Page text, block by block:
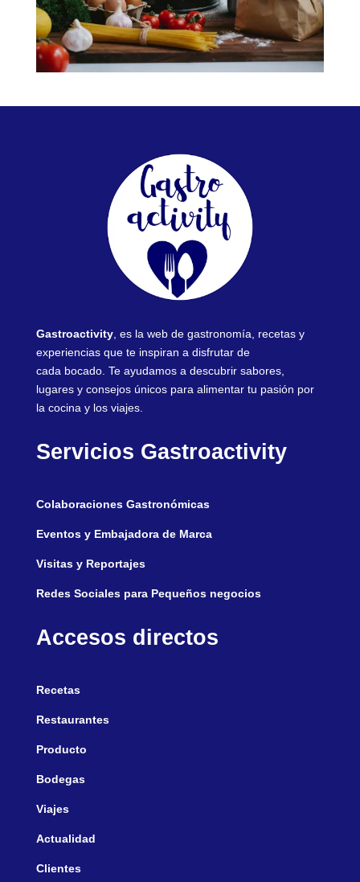
Gastroactivity, es la web de gastronomía, recetas y
experiencias que te inspiran a disfrutar de
cada bocado. Te ayudamos a descubrir sabores,
lugares y consejos únicos para alimentar tu pasión por
la cocina y los viajes.
Servicios Gastroactivity
Colaboraciones Gastronómicas
Eventos y Embajadora de Marca
Visitas y Reportajes
Redes Sociales para Pequeños negocios
Accesos directos
Recetas
Restaurantes
Producto
Bodegas
Viajes
Actualidad
Clientes